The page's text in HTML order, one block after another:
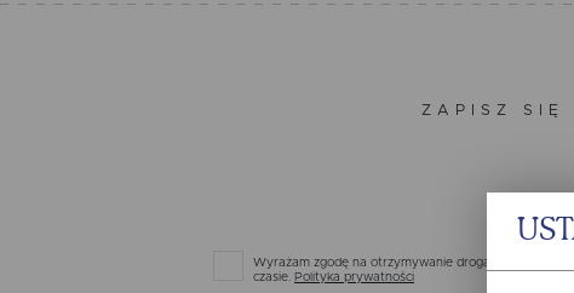
ZAPISZ SIĘ
Wyrażam zgodę na otrzymywanie drogą
czasie. Polityka prywatności